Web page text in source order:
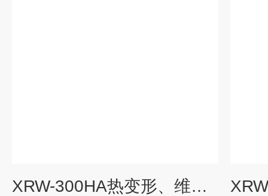
XRW-300HA热变形、维卡软化点测量仪